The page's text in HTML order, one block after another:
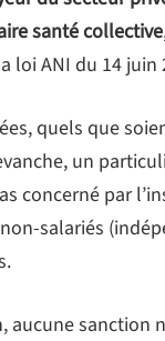
santé collective
loi ANI du 14 juin
quels que
un
concerné par
salariés
sanction